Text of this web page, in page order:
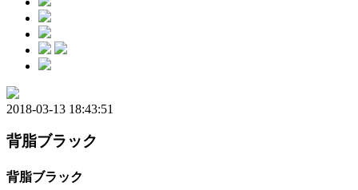
2018-03-13 18:43:51
背脂ブラック
背脂ブラック